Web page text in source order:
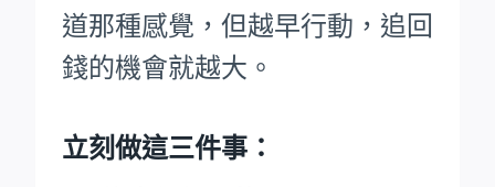
道那種感覺，但越早行動，追回
錢的機會就越大。
立刻做這三件事：